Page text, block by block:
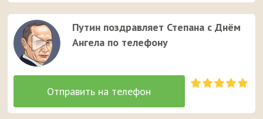
выберите самое интересное поздравление с
именинами и отправьте его в 3 клика на мобильный
телефон адресата.
Путин поздравляет Степана с Днём
Ангела по телефону